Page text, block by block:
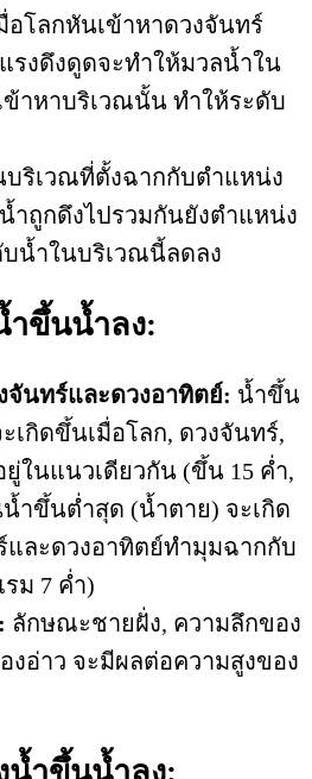
อโลกหันเข้าหาดวงจันทร์
รงดึงดูดจะทำให้มวลน้ำใน
ข้าหาบริเวณนั้น ทำให้ระดับ
บริเวณที่ตั้งฉากกับตำแหน่ง
ำถูกดึงไปรวมกันยังตำแหน่ง
น้ำในบริเวณนี้ลดลง
ขึ้นน้ำลง:
จันทร์และดวงอาทิตย์: น้ำขึ้น
เกิดขึ้นเมื่อโลก, ดวงจันทร์,
ในแนวเดียวกัน (ขึ้น 15 ค่ำ,
ำขึ้นต่ำสุด (น้ำตาย) จะเกิด
และดวงอาทิตย์ทำมุมฉากกับ
ม 7 ค่ำ)
ลักษณะชายฝั่ง, ความลึกของ
อ่าว จะมีผลต่อความสูงของ
ำขึ้นน้ำลง: